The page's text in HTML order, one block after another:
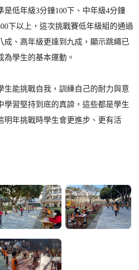
是低年級3分鐘100下、中年級4分鐘
下以上，這次挑戰賽低年級組的通過
成、高年級更達到九成，顯示跳繩已
為學生的基本運動。
生能挑戰自我，訓練自己的耐力與意
學習堅持到底的真諦，這些都是學生
明年挑戰時學生會更進步、更有活